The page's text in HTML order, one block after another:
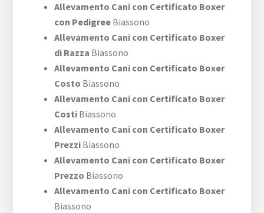
Allevamento Cani con Certificato Boxer
con Pedigree Biassono
Allevamento Cani con Certificato Boxer
di Razza Biassono
Allevamento Cani con Certificato Boxer
Costo Biassono
Allevamento Cani con Certificato Boxer
Costi Biassono
Allevamento Cani con Certificato Boxer
Prezzi Biassono
Allevamento Cani con Certificato Boxer
Prezzo Biassono
Allevamento Cani con Certificato Boxer
Biassono